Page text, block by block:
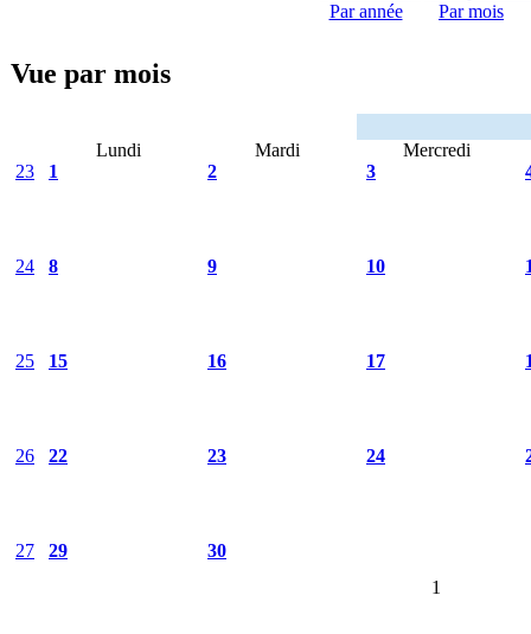
Par année Par mois
Vue par mois
Lundi Mardi
Mercredi
23
1 2 3
24 8 9 10
25 15 16 17
26 22 23 24
27 29
30
1